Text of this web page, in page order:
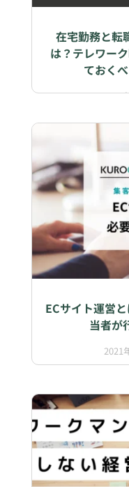
在宅勤務と転
は？テレワー
ておく
2021
ECサイト運営
当者が
2021